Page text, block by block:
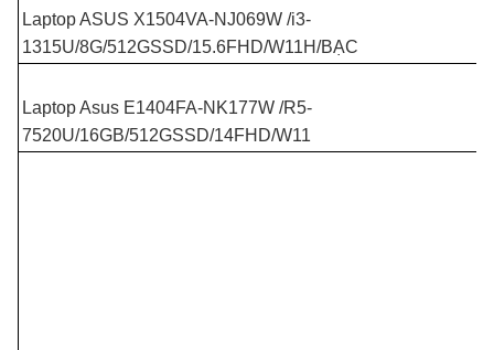
Laptop ASUS X1504VA-NJ069W /i3-
1315U/8G/512GSSD/15.6FHD/W11H/BẠC
Laptop Asus E1404FA-NK177W /R5-
7520U/16GB/512GSSD/14FHD/W11